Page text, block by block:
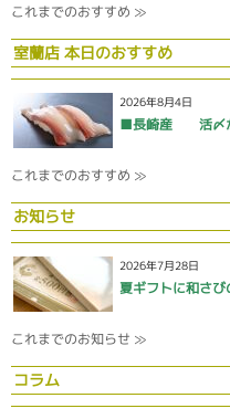
これまでのおすすめ ≫
室蘭店 本日のおすすめ
2026年8月4日
■長崎産 活〆
これまでのおすすめ ≫
お知らせ
2026年7月28日
夏ギフトに和さび
これまでのお知らせ ≫
コラム